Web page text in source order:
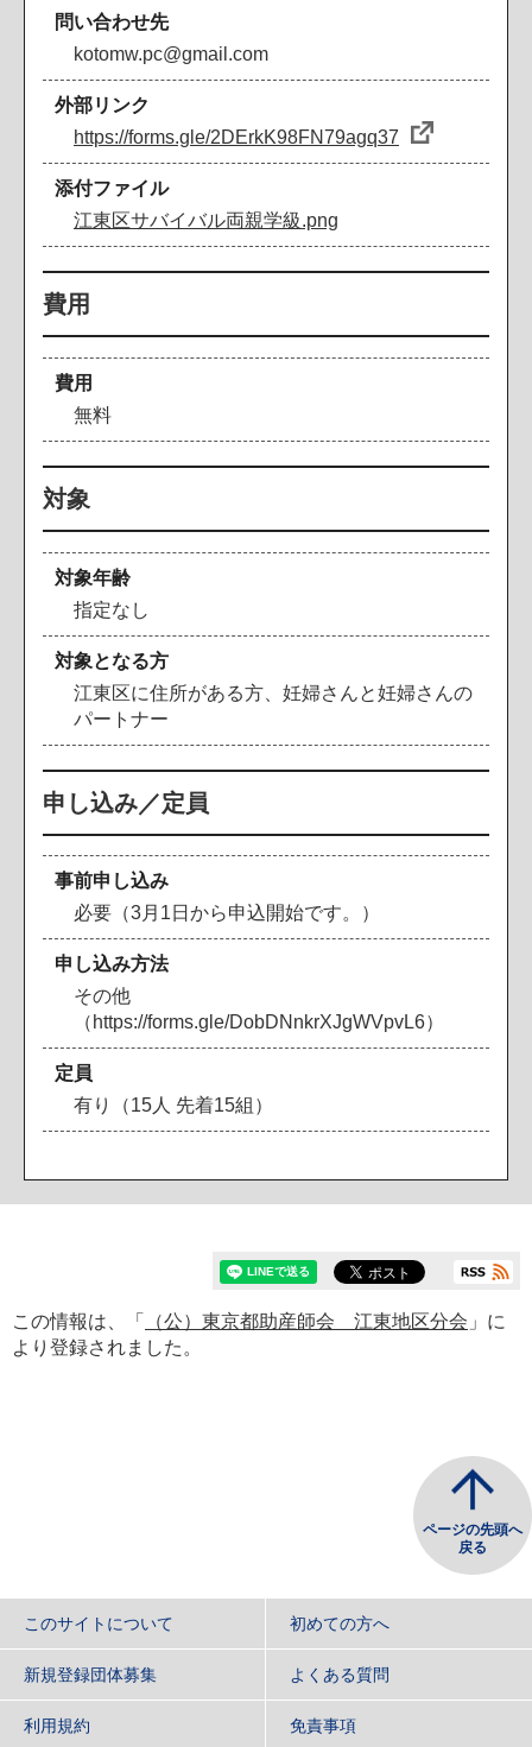
問い合わせ先
kotomw.pc@gmail.com
外部リンク
https://forms.gle/2DErkK98FN79agq37
添付ファイル
江東区サバイバル両親学級.png
費用
費用
無料
対象
対象年齢
指定なし
対象となる方
江東区に住所がある方、妊婦さんと妊婦さんの
パートナー
申し込み／定員
事前申し込み
必要（3月1日から申込開始です。）
申し込み方法
その他
（https://forms.gle/DobDNnkrXJgWVpvL6）
定員
有り（15人 先着15組）
この情報は、「 （公）東京都助産師会 江東地区分会 」に
より登録されました。
ページの先頭へ
戻る
このサイトについて 初めての方へ
新規登録団体募集 よくある質問
利用規約 免責事項